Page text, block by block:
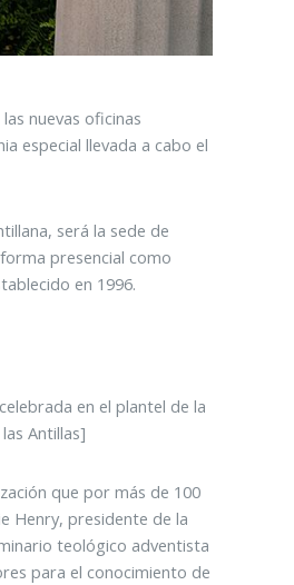
nuevas oficinas
especial llevada a cabo el
será la sede de
presencial como
en 1996.
en el plantel de la
Antillas]
que por más de 100
Henry, presidente de la
teológico adventista
para el conocimiento de